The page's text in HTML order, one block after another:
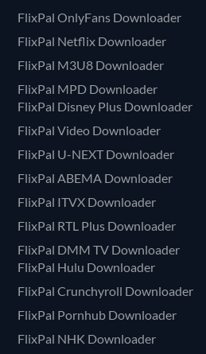
FlixPal OnlyFans Downloader
FlixPal Netflix Downloader
FlixPal M3U8 Downloader
FlixPal MPD Downloader
FlixPal Disney Plus Downloader
FlixPal Video Downloader
FlixPal U-NEXT Downloader
FlixPal ABEMA Downloader
FlixPal ITVX Downloader
FlixPal RTL Plus Downloader
FlixPal DMM TV Downloader
FlixPal Hulu Downloader
FlixPal Crunchyroll Downloader
FlixPal Pornhub Downloader
FlixPal NHK Downloader